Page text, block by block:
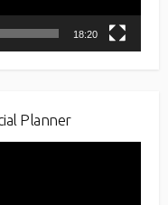
18:20
Planner